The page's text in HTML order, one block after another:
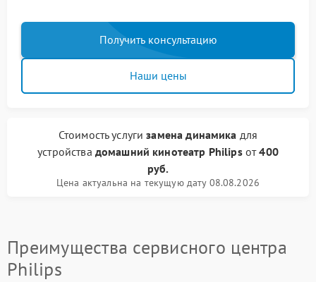
Получить консультацию
Наши цены
Стоимость услугизамена динамика для
устройства домашний кинотеатр Philipsот400
руб.
Цена актуальна на текущую дату 08.08.2026
Преимущества сервисного центра
Philips